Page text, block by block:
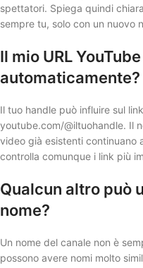
spettatori. Spiega quindi
sempre tu, solo con un nuovo
Il mio URL
automaticamente?
Il tuo handle può influire sul
youtube.com/@iltuohandle. Il
video già esistenti continuano
controlla comunque i link più
Qualcun altro può
nome?
Un nome del canale non è
possono avere nomi molto